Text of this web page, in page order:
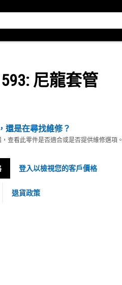
: 尼龍套管
還是在尋找維修？
查看此零件是否適合或是否提供維修選項。
登入以檢視您的客戶價格
退貨政策